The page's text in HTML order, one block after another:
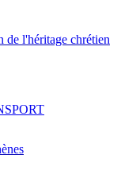
de l'héritage chrétien